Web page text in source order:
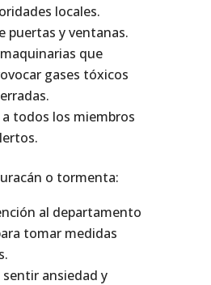
locales.
puertas y ventanas.
que
gases tóxicos
todos los miembros
o tormenta:
al departamento
tomar medidas
sentir ansiedad y